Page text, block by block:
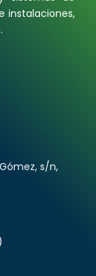
instalaciones,
s/n,